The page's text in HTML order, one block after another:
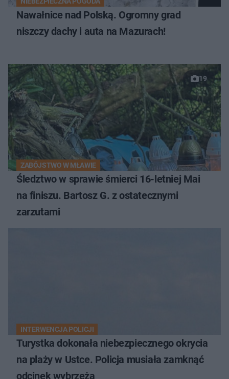
Nawałnice nad Polską. Ogromny grad
niszczy dachy i auta na Mazurach!
19
ZABÓJSTWO W MŁAWIE
Śledztwo w sprawie śmierci 16-letniej Mai
na finiszu. Bartosz G. z ostatecznymi
zarzutami
INTERWENCJA POLICJI
Turystka dokonała niebezpiecznego okrycia
na plaży w Ustce. Policja musiała zamknąć
odcinek wybrzeża